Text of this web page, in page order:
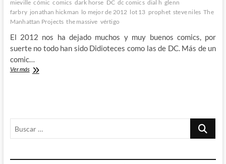
esperanza
al
mismo
mieville cómic comics dark horse DC dc comics dial h glenn
farbry jonathan hickman lo mejor de 2012 lot 13 prophet steve niles The
Manhattan Projects the massive vértigo
El 2012 nos ha dejado muchos y muy buenos comics, por
suerte no todo han sido Didioteces como las de DC. Más de un
comic…
Ver másLos
Parte
Buscar